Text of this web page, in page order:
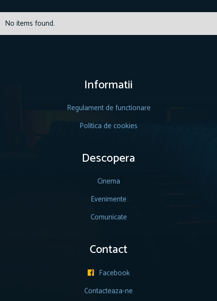
No items found.
Informatii
Regulament de functionare
Politica de cookies
Descopera
Cinema
Evenimente
Comunicate
Contact

Facebook
Contacteaza-ne